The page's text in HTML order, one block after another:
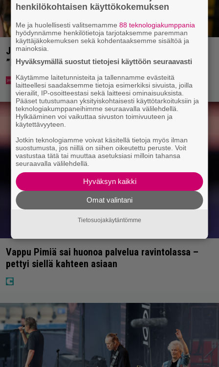
Jani Sievinen kokosi lapsikatraansa yhteen –
”Minun suurin perintöni heille”
Vappu Pimiä sai huonoa palvelua ravintolassa –
pettyi siellä kahteen asiaan
henkilökohtaisen käyttökokemuksen
Me ja huolellisesti valitsemamme88 teknologiakumppania
hyödynnämme henkilötietoja tarjotaksemme paremman
käyttäjäkokemuksen sekä kohdentaaksemme sisältöä ja
mainoksia.
Hyväksymällä suostut tietojesi käyttöön seuraavasti
Käytämme laitetunnisteita ja tallennamme evästeitä
laitteellesi saadaksemme tietoja esimerkiksi sivuista, joilla
vierailit, IP-osoitteestasi sekä laitteesi ominaisuuksista.
Pääset tutustumaan yksityiskohtaisesti käyttötarkoituksiin ja
teknologiakumppaneihimme seuraavalla välilehdellä.
Hylkääminen voi vaikuttaa sivuston toimivuuteen ja
käytettävyyteen.
Jotkin teknologiamme voivat käsitellä tietoja myös ilman
suostumusta, jos niillä on siihen oikeutettu peruste. Voit
vastustaa tätä tai muuttaa asetuksiasi milloin tahansa
seuraavalla välilehdellä.
Hyväksyn kaikki
Omat valintani
Tietosuojakäytäntömme